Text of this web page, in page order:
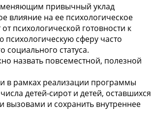
меняющим привычный уклад
на ее психологическое
психологической готовности к
сферу часто
социального статуса.
назвать повсеместной, полезной
в рамках реализации программы
детей-сирот и детей, оставшихся
и сохранить внутреннее